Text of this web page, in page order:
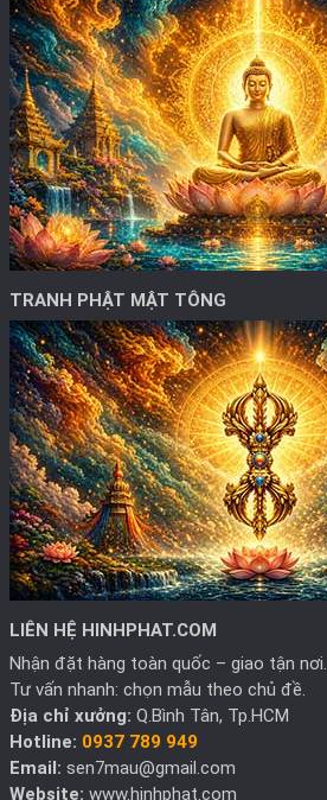
TRANH PHẬT MẬT TÔNG
LIÊN HỆ HINHPHAT.COM
Nhận đặt hàng toàn quốc – giao tận nơi.
Tư vấn nhanh: chọn mẫu theo chủ đề.
Địa chỉ xưởng: Q.Bình Tân, Tp.HCM
Hotline: 0937 789 949
Email: sen7mau@gmail.com
Website: www.hinhphat.com